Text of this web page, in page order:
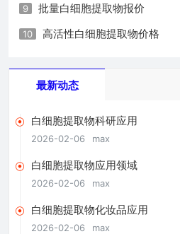
9 批量白细胞提取物报价
10 高活性白细胞提取物价格
最新动态
白细胞提取物科研应用
2026-02-06 max
白细胞提取物应用领域
2026-02-06 max
白细胞提取物化妆品应用
2026-02-06 max